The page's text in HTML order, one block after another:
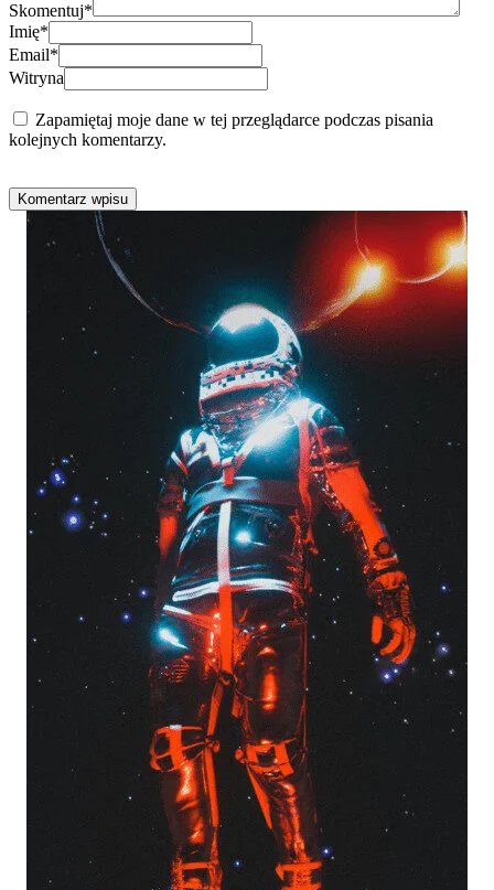
Skomentuj*
Imię*
Email*
Witryna
Zapamiętaj moje dane w tej przeglądarce podczas pisania
kolejnych komentarzy.